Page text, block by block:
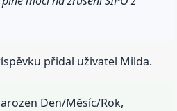
přidal uživatel Milda.
Den/Měsíc/Rok,